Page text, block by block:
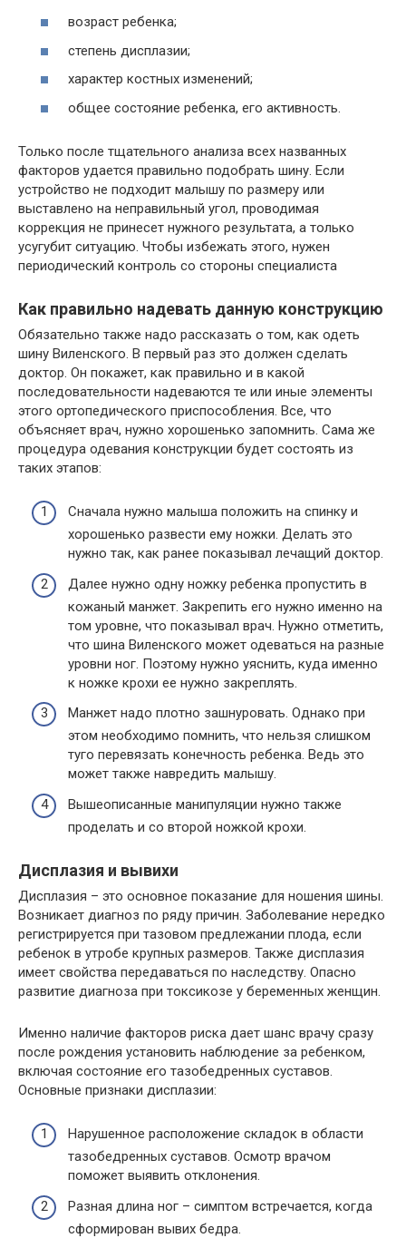
возраст ребенка;
степень дисплазии;
характер костных изменений;
общее состояние ребенка, его активность.
Только после тщательного анализа всех названных
факторов удается правильно подобрать шину. Если
устройство не подходит малышу по размеру или
выставлено на неправильный угол, проводимая
коррекция не принесет нужного результата, а только
усугубит ситуацию. Чтобы избежать этого, нужен
периодический контроль со стороны специалиста
Как правильно надевать данную конструкцию
Обязательно также надо рассказать о том, как одеть
шину Виленского. В первый раз это должен сделать
доктор. Он покажет, как правильно и в какой
последовательности надеваются те или иные элементы
этого ортопедического приспособления. Все, что
объясняет врач, нужно хорошенько запомнить. Сама же
процедура одевания конструкции будет состоять из
таких этапов:
Сначала нужно малыша положить на спинку и
хорошенько развести ему ножки. Делать это
нужно так, как ранее показывал лечащий доктор.
Далее нужно одну ножку ребенка пропустить в
кожаный манжет. Закрепить его нужно именно на
том уровне, что показывал врач. Нужно отметить,
что шина Виленского может одеваться на разные
уровни ног. Поэтому нужно уяснить, куда именно
к ножке крохи ее нужно закреплять.
Манжет надо плотно зашнуровать. Однако при
этом необходимо помнить, что нельзя слишком
туго перевязать конечность ребенка. Ведь это
может также навредить малышу.
Вышеописанные манипуляции нужно также
проделать и со второй ножкой крохи.
Дисплазия и вывихи
Дисплазия – это основное показание для ношения шины.
Возникает диагноз по ряду причин. Заболевание нередко
регистрируется при тазовом предлежании плода, если
ребенок в утробе крупных размеров. Также дисплазия
имеет свойства передаваться по наследству. Опасно
развитие диагноза при токсикозе у беременных женщин.
Именно наличие факторов риска дает шанс врачу сразу
после рождения установить наблюдение за ребенком,
включая состояние его тазобедренных суставов.
Основные признаки дисплазии:
Нарушенное расположение складок в области
тазобедренных суставов. Осмотр врачом
поможет выявить отклонения.
Разная длина ног – симптом встречается, когда
сформирован вывих бедра.